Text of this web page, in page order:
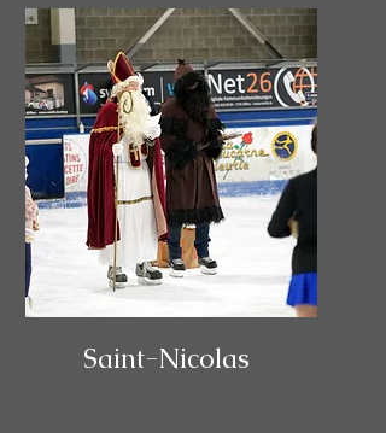
Saint-Nicolas